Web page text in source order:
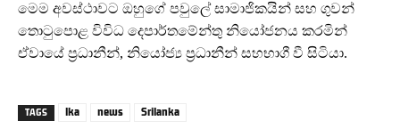
මෙම අවස්ථාවට ඔහුගේ පවුලේ සාමාජිකයින් සහ ගුවන්
තොටුපොළ විවිධ දෙපාර්තමේන්තු නියෝජනය කරමින්
ඒවායේ ප්‍රධානීන්, නියෝජ්‍ය ප්‍රධානීන් සහභාගී වී සිටියා.
TAGS lka news Srilanka